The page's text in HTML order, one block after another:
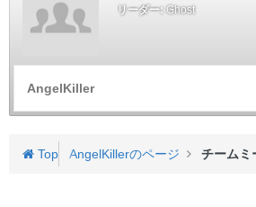
リーダー: Ghost
AngelKiller
Top AngelKillerのページ チームミ